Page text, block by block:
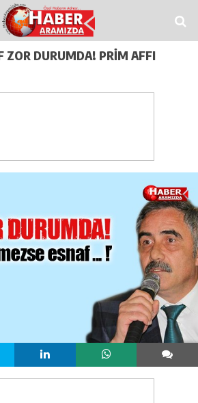
grandpashabetJojobet
ZOR DURUMDA! PRIM AFFI